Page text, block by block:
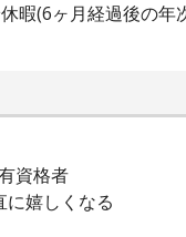
暇(6ヶ月経過後の
資格者
嬉しくなる